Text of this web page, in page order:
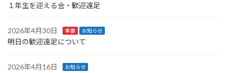
１年生を迎える会・歓迎遠足
2026年4月30日 重要 お知らせ
明日の歓迎遠足について
2026年4月16日 お知らせ